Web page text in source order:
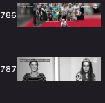
786
787